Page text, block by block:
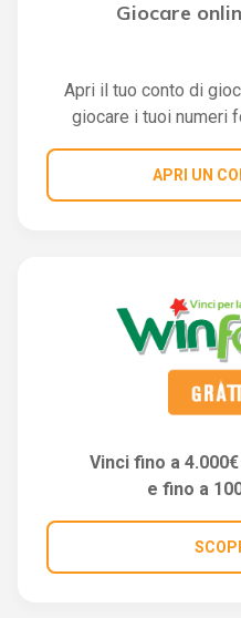
Giocare
Apri il tuo conto di
giocare i tuoi numeri
APRI UN
Vinci fino a
e fino a